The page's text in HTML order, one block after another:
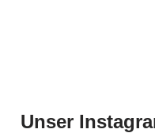
Unser